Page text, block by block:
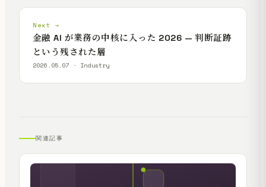
Next →
金融 AI が業務の中核に入った 2026 — 判断証跡
という残された層
2026.05.07 · Industry
関連記事